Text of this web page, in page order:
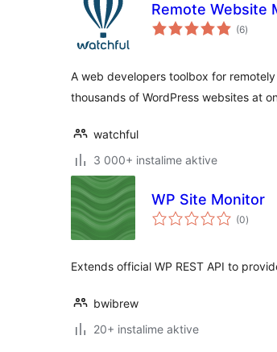
Remote Website
(6gjithsej
)
A web developers toolbox for
thousands of WordPress websites at
watchful
3 000+ instalime aktive
WP Site Monitor
(0gjithsej
)
Extends official WP REST API to
bwibrew
20+ instalime aktive